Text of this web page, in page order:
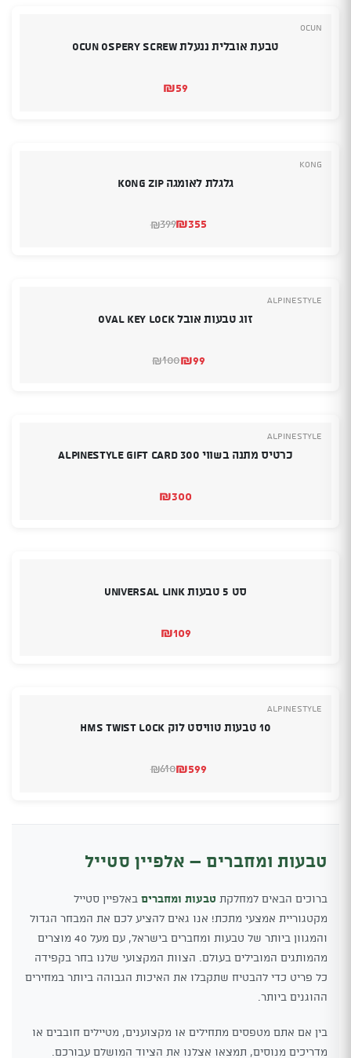
Ocun
טבעת אובלית ננעלת Ocun Ospery Screw
₪59
Kong
גלגלת לאומגה KONG ZIP
₪399
המחיר₪355
המחיר
Alpinestyle
זוג טבעות אובל OVAL KEY LOCK
₪100
המחיר ₪99
המחיר
Alpinestyle
כרטיס מתנה בשווי 300 Alpinestyle Gift Card
₪300
סט 5 טבעות Universal Link
₪109
Alpinestyle
10 טבעות טוויסט לוק HMS TWIST LOCK
₪610
המחיר₪599
המחיר
טבעות ומחברים – אלפיין סטייל
ברוכים הבאים למחלקת טבעות ומחברים באלפיין סטייל
מקטגוריית אמצעי מתכת! אנו גאים להציע לכם את המבחר הגדול
והמגוון ביותר של טבעות ומחברים בישראל, עם מעל 40 מוצרים
מהמותגים המובילים בעולם. הצוות המקצועי שלנו בחר בקפידה
כל פריט כדי להבטיח שתקבלו את האיכות הגבוהה ביותר במחירים
ההוגנים ביותר.
בין אם אתם מטפסים מתחילים או מקצוענים, מטיילים חובבים או
מדריכים מנוסים, תמצאו אצלנו את הציוד המושלם עבורכם.